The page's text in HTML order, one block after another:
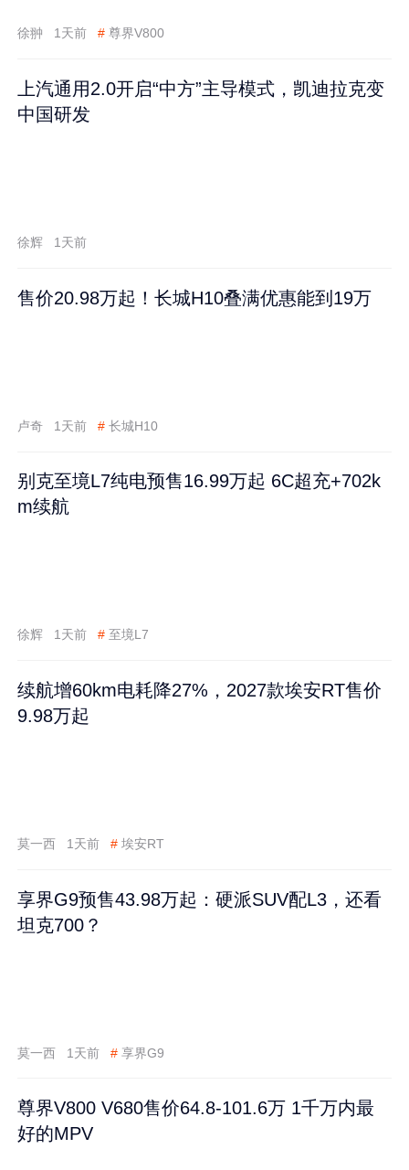
徐翀 1天前 # 尊界V800
上汽通用2.0开启“中方”主导模式，凯迪拉克变
中国研发
徐辉 1天前
售价20.98万起！长城H10叠满优惠能到19万
卢奇 1天前 # 长城H10
别克至境L7纯电预售16.99万起 6C超充+702k
m续航
徐辉 1天前 # 至境L7
续航增60km电耗降27%，2027款埃安RT售价
9.98万起
莫一西 1天前 # 埃安RT
享界G9预售43.98万起：硬派SUV配L3，还看
坦克700？
莫一西 1天前 # 享界G9
尊界V800 V680售价64.8-101.6万 1千万内最
好的MPV